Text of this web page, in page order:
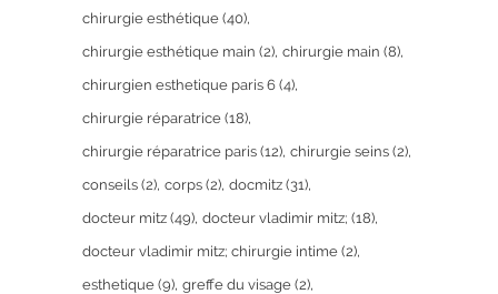
chirurgie esthétique (40)
chirurgie esthétique main (2) chirurgie main (8)
chirurgien esthetique paris 6 (4)
chirurgie réparatrice (18)
chirurgie réparatrice paris (12) chirurgie seins (2)
conseils (2) corps (2) docmitz (31)
docteur mitz (49) docteur vladimir mitz; (18)
docteur vladimir mitz; chirurgie intime (2)
esthetique (9) greffe du visage (2)